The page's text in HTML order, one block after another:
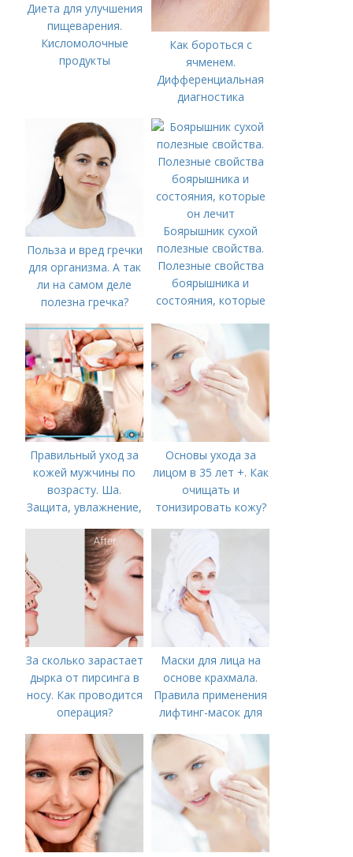
Диета для улучшения
пищеварения.
Кисломолочные
продукты
Как бороться с
ячменем.
Дифференциальная
диагностика
Польза и вред гречки
для организма. А так
ли на самом деле
полезна гречка?
Боярышник сухой
полезные свойства.
Полезные свойства
боярышника и
состояния, которые
Правильный уход за
кожей мужчины по
возрасту. Ша.
Защита, увлажнение,
Основы ухода за
лицом в 35 лет +. Как
очищать и
тонизировать кожу?
За сколько зарастает
дырка от пирсинга в
носу. Как проводится
операция?
Маски для лица на
основе крахмала.
Правила применения
лифтинг-масок для